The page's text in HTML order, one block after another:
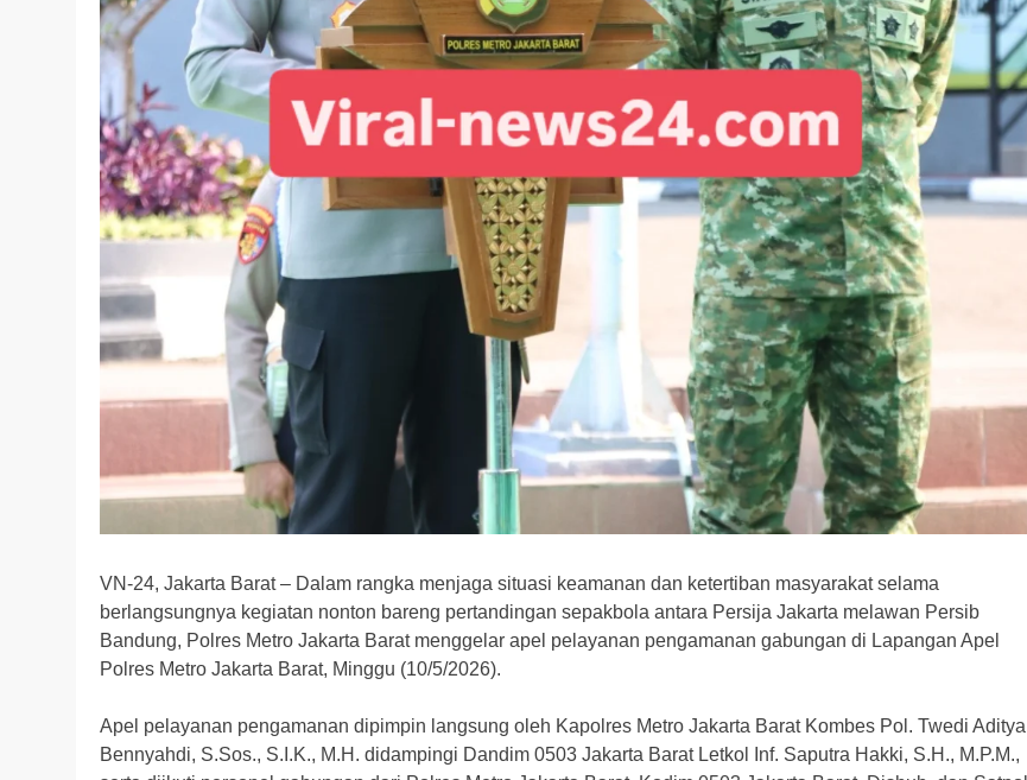
VN-24, Jakarta Barat – Dalam rangka menjaga situasi keamanan dan ketertiban masyarakat selama
berlangsungnya kegiatan nonton bareng pertandingan sepakbola antara Persija Jakarta melawan Persib
Bandung, Polres Metro Jakarta Barat menggelar apel pelayanan pengamanan gabungan di Lapangan Apel
Polres Metro Jakarta Barat, Minggu (10/5/2026).
Apel pelayanan pengamanan dipimpin langsung oleh Kapolres Metro Jakarta Barat Kombes Pol. Twedi Aditya
Bennyahdi, S.Sos., S.I.K., M.H. didampingi Dandim 0503 Jakarta Barat Letkol Inf. Saputra Hakki, S.H., M.P.M.,